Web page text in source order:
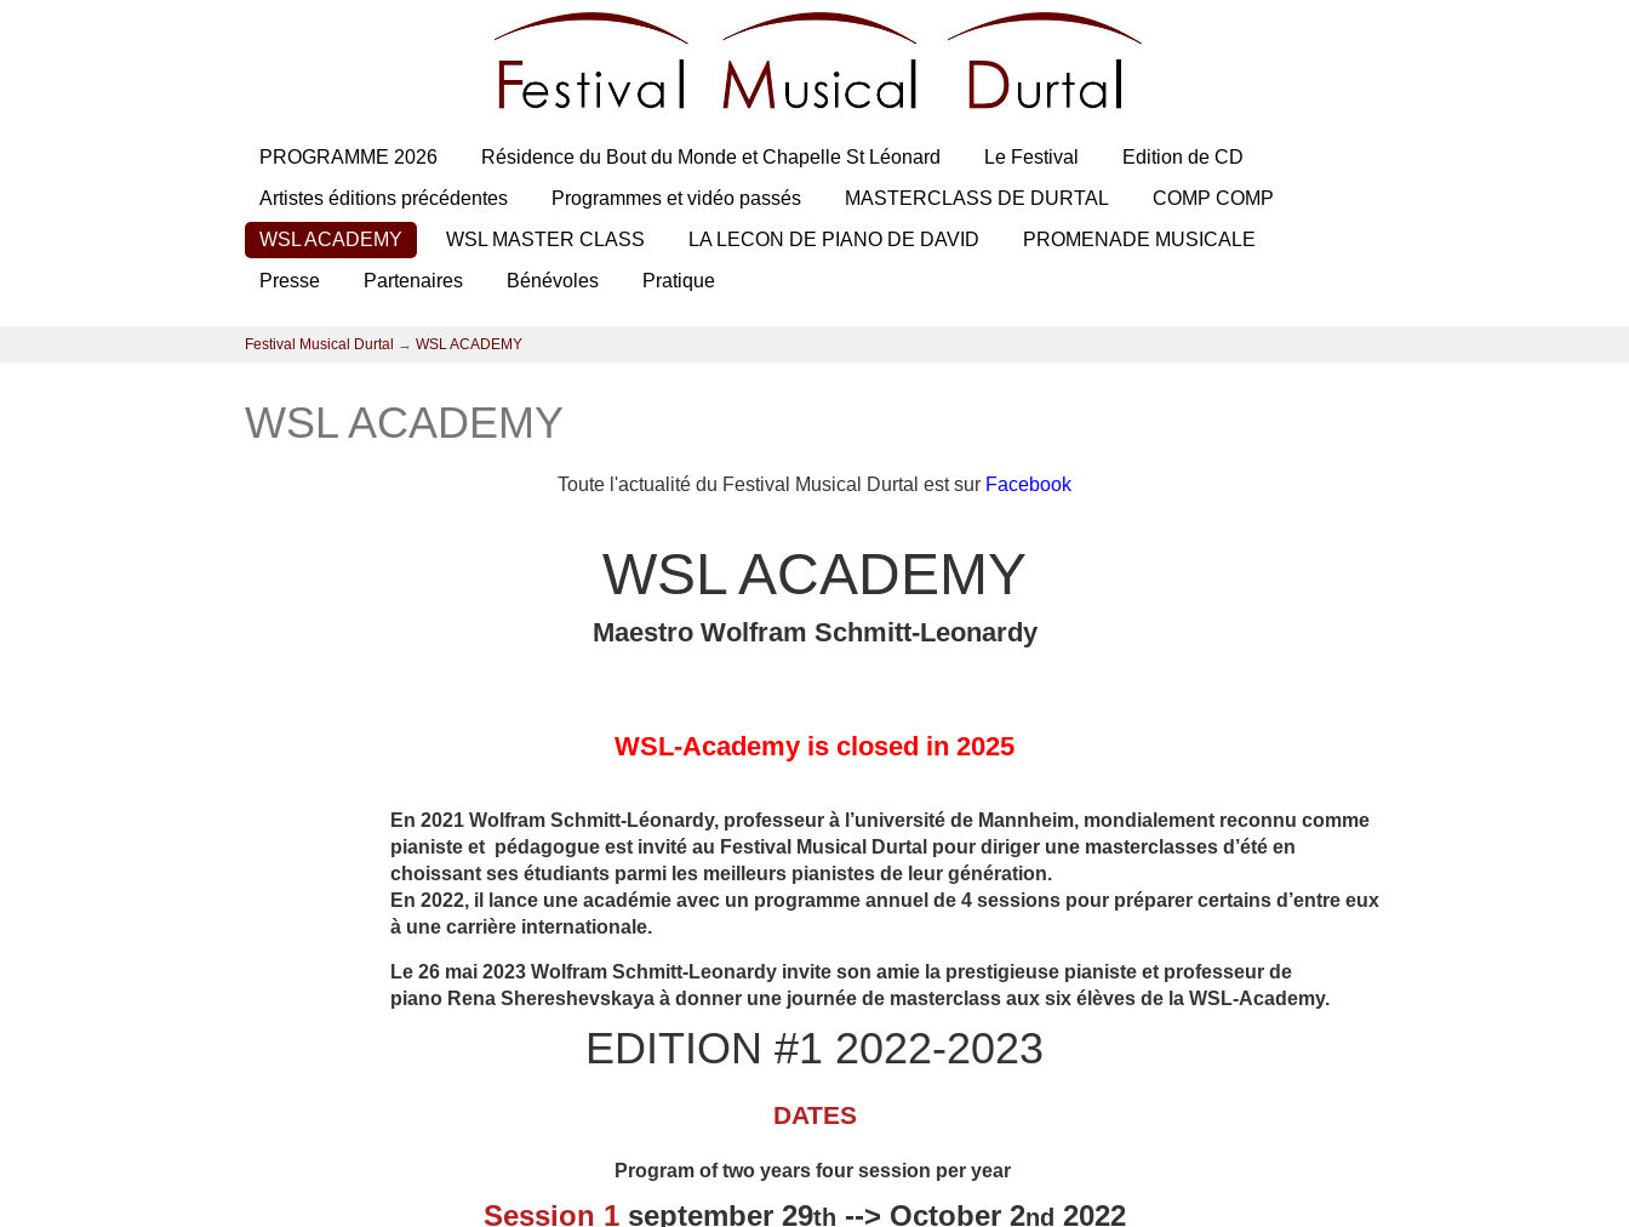
PROGRAMME 2026 Résidence du Bout du Monde et Chapelle St Léonard Le Festival
Edition de CD
Artistes éditions précédentes
Programmes et vidéo passés MASTERCLASS DE DURTAL
COMP COMP
WSL ACADEMY
WSL MASTER CLASS LA LECON DE PIANO DE DAVID
PROMENADE MUSICALE
Presse
Partenaires Bénévoles Pratique
Festival Musical Durtal → WSL ACADEMY
WSL ACADEMY
Toute l'actualité du Festival Musical Durtal est sur Facebook
WSL ACADEMY
Maestro Wolfram Schmitt-Leonardy
WSL-Academy is closed in 2025
En 2021 Wolfram Schmitt-Léonardy, professeur à l’université de Mannheim, mondialement reconnu comme
pianiste et pédagogue est invité au Festival Musical Durtal pour diriger une masterclasses d’été en
choissant ses étudiants parmi les meilleurs pianistes de leur génération.
En 2022, il lance une académie avec un programme annuel de 4 sessions pour préparer certains d’entre eux
à une carrière internationale.
Le 26 mai 2023 Wolfram Schmitt-Leonardy invite son amie la prestigieuse pianiste et professeur de
piano Rena Shereshevskaya à donner une journée de masterclass aux six élèves de la WSL-Academy.
EDITION #1 2022-2023
DATES
Program of two years four session per year
Session 1 september 29th --> October 2nd 2022